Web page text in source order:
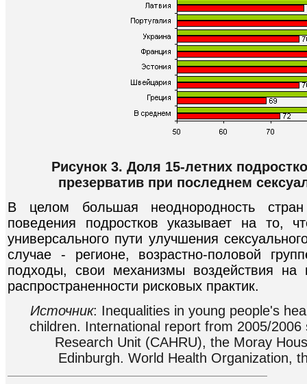
Рисунок 3. Доля 15-летних
презерватив при последнем
В целом большая неоднородность
поведения подростков указывает на то,
универсального пути улучшения
случае - регионе, возрастно-половой
подходы, свои механизмы воздействия
распространенности рисковых практик.
Источник: Inequalities in young people's
children. International report from 2005/
Research Unit (CAHRU), the Moray
Edinburgh. World Health Organization,